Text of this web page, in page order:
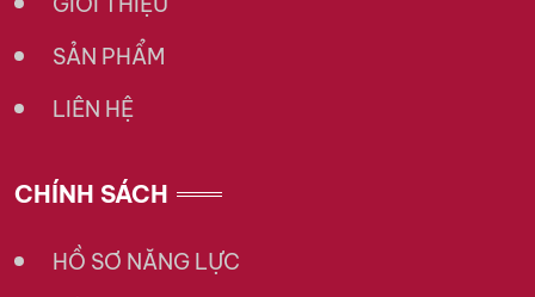
SẢN PHẨM
LIÊN HỆ
CHÍNH SÁCH
HỒ SƠ NĂNG LỰC